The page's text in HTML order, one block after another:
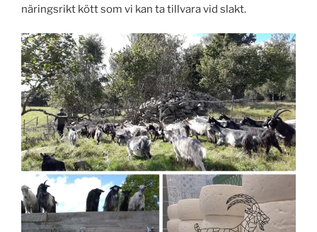
näringsrikt kött som vi kan ta tillvara vid slakt.